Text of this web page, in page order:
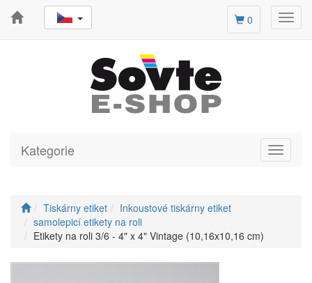
0
Toggle
Kategorie
Tiskárny etiket
Inkoustové tiskárny etiket
samolepicí etikety na roli
Etikety na roli 3/6 - 4" x 4" Vintage (10,16x10,16 cm)